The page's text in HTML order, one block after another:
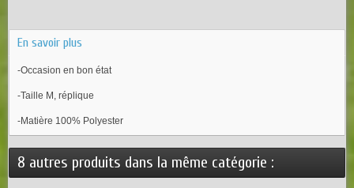
En savoir plus
-Occasion en bon état
-Taille M, réplique
-Matière 100% Polyester
8 autres produits dans la même catégorie :